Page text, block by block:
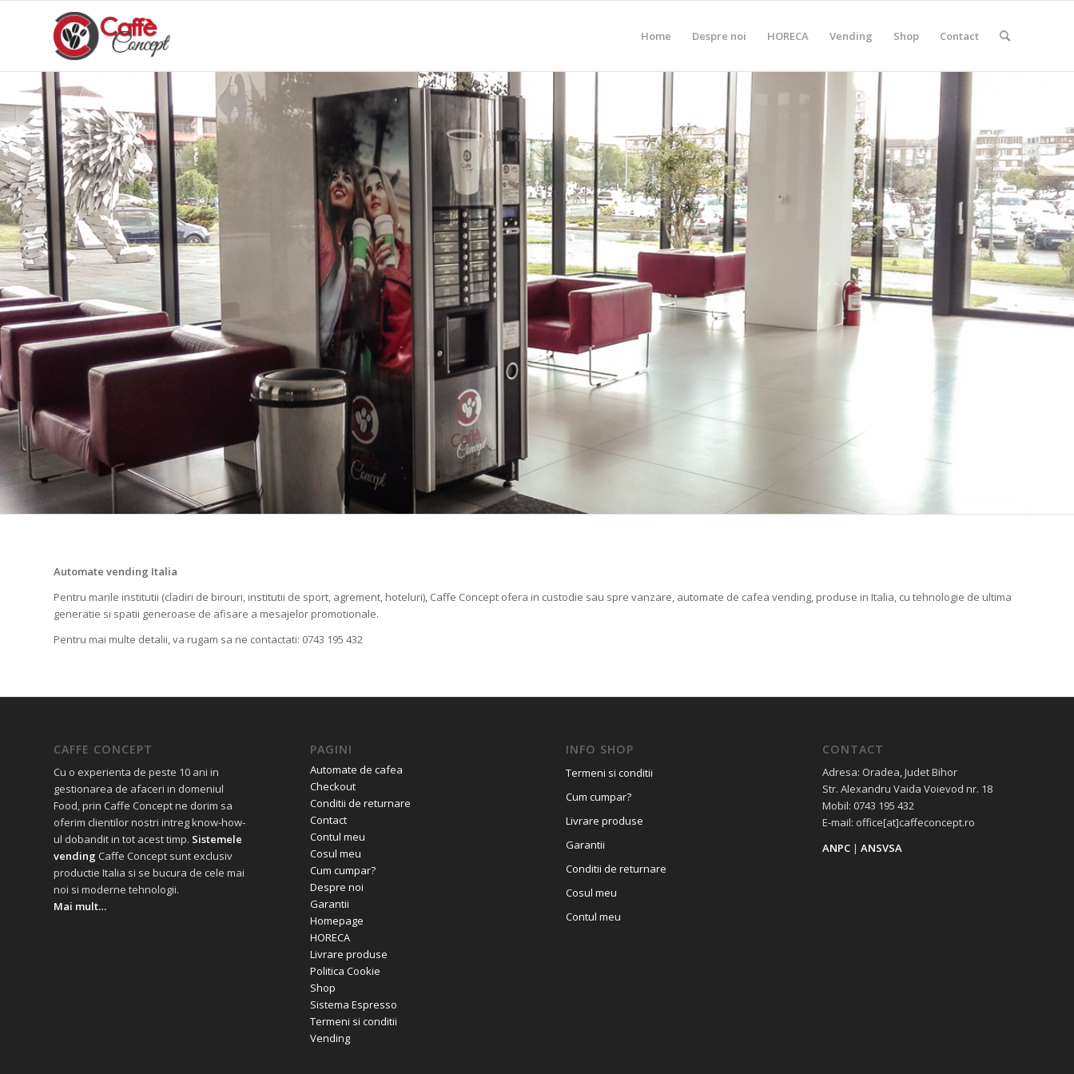
Home Despre noi HORECA Vending Shop Contact
Automate vending Italia
Pentru marile institutii (cladiri de birouri, institutii de sport, agrement, hoteluri), Caffe Concept ofera in custodie sau spre vanzare, automate de cafea vending, produse in Italia, cu tehnologie de ultima
generatie si spatii generoase de afisare a mesajelor promotionale.
Pentru mai multe detalii, va rugam sa ne contactati: 0743 195 432
CAFFE CONCEPT
Cu o experienta de peste 10 ani in
gestionarea de afaceri in domeniul
Food, prin Caffe Concept ne dorim sa
oferim clientilor nostri intreg know-how-
ul dobandit in tot acest timp. Sistemele
vending Caffe Concept sunt exclusiv
productie Italia si se bucura de cele mai
noi si moderne tehnologii.
Mai mult…
PAGINI
Automate de cafea
Checkout
Conditii de returnare
Contact
Contul meu
Cosul meu
Cum cumpar?
Despre noi
Garantii
Homepage
HORECA
Livrare produse
Politica Cookie
Shop
Sistema Espresso
Termeni si conditii
Vending
INFO SHOP
Termeni si conditii
Cum cumpar?
Livrare produse
Garantii
Conditii de returnare
Cosul meu
Contul meu
CONTACT
Adresa: Oradea, Judet Bihor
Str. Alexandru Vaida Voievod nr. 18
Mobil: 0743 195 432
E-mail: office[at]caffeconcept.ro
ANPC| ANSVSA